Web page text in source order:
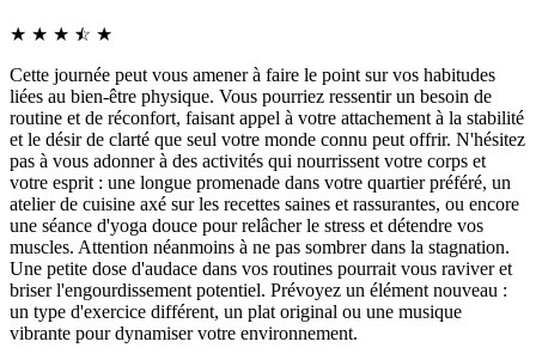
★ ★ ★ ☆
★ ★
Cette journée peut vous amener à faire le point sur vos habitudes
liées au bien-être physique. Vous pourriez ressentir un besoin de
routine et de réconfort, faisant appel à votre attachement à la stabilité
et le désir de clarté que seul votre monde connu peut offrir. N'hésitez
pas à vous adonner à des activités qui nourrissent votre corps et
votre esprit : une longue promenade dans votre quartier préféré, un
atelier de cuisine axé sur les recettes saines et rassurantes, ou encore
une séance d'yoga douce pour relâcher le stress et détendre vos
muscles. Attention néanmoins à ne pas sombrer dans la stagnation.
Une petite dose d'audace dans vos routines pourrait vous raviver et
briser l'engourdissement potentiel. Prévoyez un élément nouveau :
un type d'exercice différent, un plat original ou une musique
vibrante pour dynamiser votre environnement.